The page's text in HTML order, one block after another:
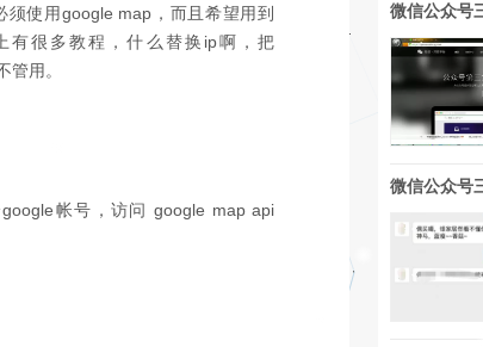
使用google map，而且希望用到
有很多教程，什么替换ip啊，把
用。
帐号，访问 google map api
微信公众号
微信公众号